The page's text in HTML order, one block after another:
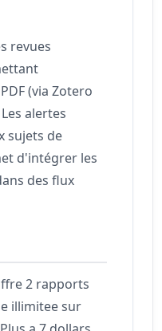
revues
(via Zotero
alertes
sujets de
d'intégrer les
des flux
2 rapports
illimitee sur